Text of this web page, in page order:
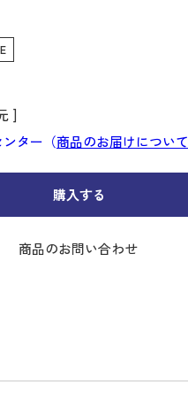
]
ター（商品のお届けについて
購入する
商品のお問い合わせ